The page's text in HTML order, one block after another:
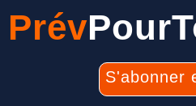
Prév
S'abonner